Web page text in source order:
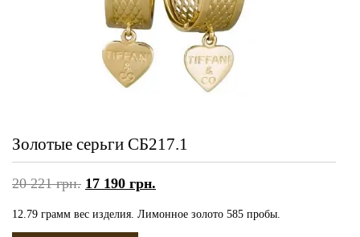
Золотые серьги СБ217.1
20 221грн. 17 190 грн.
12.79 грамм вес изделия. Лимонное золото 585 пробы.